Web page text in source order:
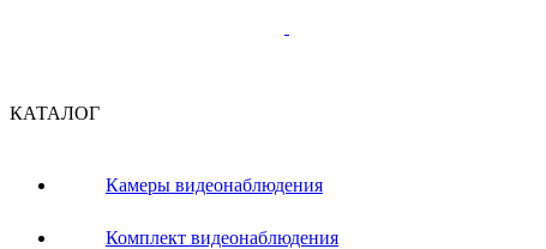
КАТАЛОГ
Камеры видеонаблюдения
Комплект видеонаблюдения